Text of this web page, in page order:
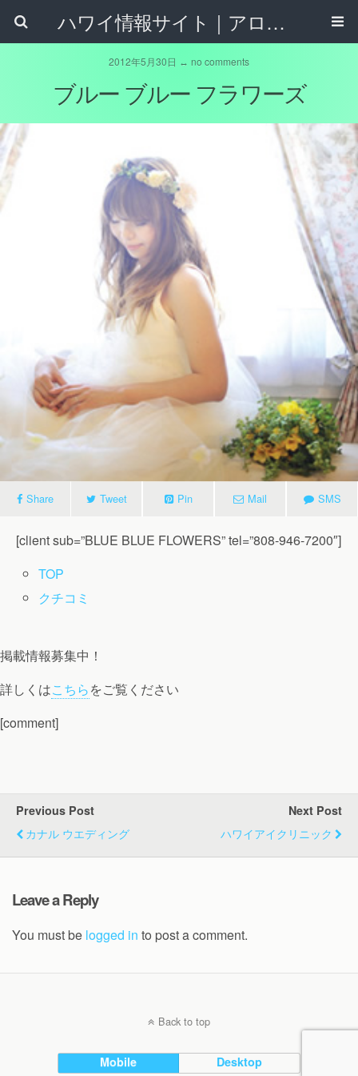
ハワイ情報サイト｜アロハタウンネット
2012年5月30日 ↔ no comments
ブルー ブルー フラワーズ
Share Tweet Pin Mail SMS
[client sub=”BLUE BLUE FLOWERS” tel=”808-946-7200″]
TOP
クチコミ
掲載情報募集中！
詳しくはこちらをご覧ください
[comment]
Previous Post
カナル ウエディング
Next Post
ハワイアイクリニック
Leave a Reply
You must be logged in to post a comment.
Back to top
Mobile Desktop